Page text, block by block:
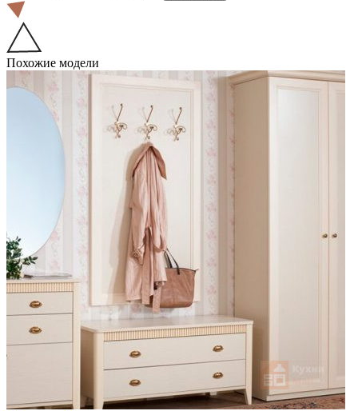
Похожие модели